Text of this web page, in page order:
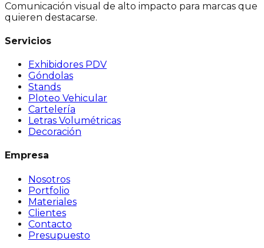
Comunicación visual de alto impacto para marcas que
quieren destacarse.
Servicios
Exhibidores PDV
Góndolas
Stands
Ploteo Vehicular
Cartelería
Letras Volumétricas
Decoración
Empresa
Nosotros
Portfolio
Materiales
Clientes
Contacto
Presupuesto